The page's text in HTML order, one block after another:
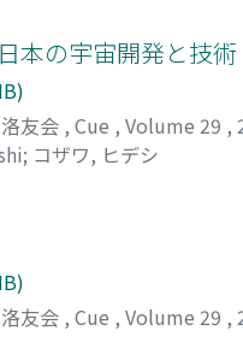
本の宇宙開発と技術
友会 , Cue , Volume 29 ,
; コザワ, ヒデシ
友会 , Cue , Volume 29 ,